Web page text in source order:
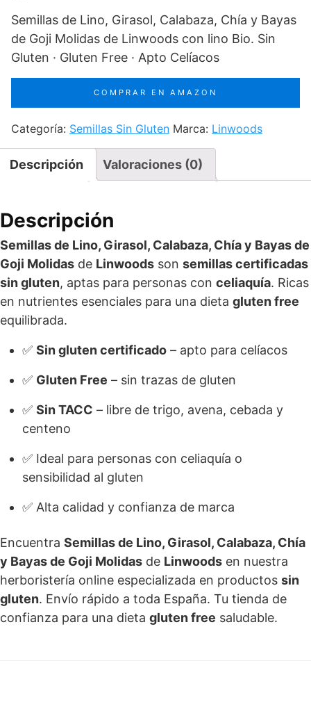
Semillas de Lino, Girasol, Calabaza, Chía y Bayas
de Goji Molidas de Linwoods con lino Bio. Sin
Gluten · Gluten Free · Apto Celíacos
COMPRAR EN AMAZON
Categoría: Semillas Sin Gluten Marca: Linwoods
Descripción Valoraciones (0)
Descripción
Semillas de Lino, Girasol, Calabaza, Chía y Bayas de
Goji Molidas de Linwoods son semillas certificadas
sin gluten, aptas para personas con celiaquía. Ricas
en nutrientes esenciales para una dieta gluten free
equilibrada.
✅ Sin gluten certificado – apto para celíacos
✅ Gluten Free – sin trazas de gluten
✅ Sin TACC – libre de trigo, avena, cebada y
centeno
✅ Ideal para personas con celiaquía o
sensibilidad al gluten
✅ Alta calidad y confianza de marca
Encuentra Semillas de Lino, Girasol, Calabaza, Chía
y Bayas de Goji Molidas de Linwoods en nuestra
herboristería online especializada en productos sin
gluten. Envío rápido a toda España. Tu tienda de
confianza para una dieta gluten free saludable.